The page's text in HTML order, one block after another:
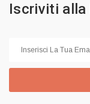
Iscriviti alla